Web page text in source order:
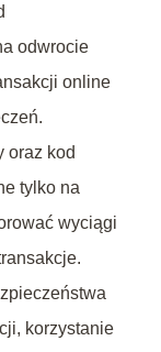
odwrocie
online
oraz kod
tylko na
wyciągi
korzystanie